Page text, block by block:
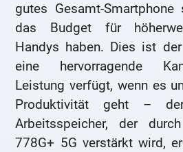
gutes Gesamt-
das Budget für
Handys haben. Dies ist
eine hervorragende
Leistung verfügt, wenn es
Produktivität geht –
Arbeitsspeicher, der
778G+ 5G verstärkt wird,